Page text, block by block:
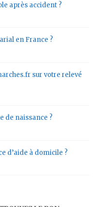
après accident ?
en France ?
sur votre relevé
de naissance ?
d’aide à domicile ?